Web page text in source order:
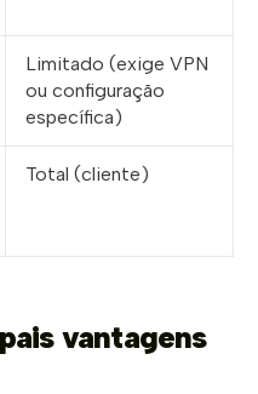
Limitado (exige VPN
ou configuração
específica)
Total (cliente)
vantagens